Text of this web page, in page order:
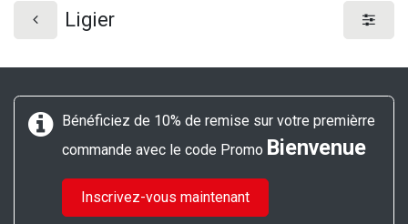
Ligier
Bénéficiez de 10% de remise sur votre premièrre
commande avec le code Promo Bienvenue
Inscrivez-vous maintenant